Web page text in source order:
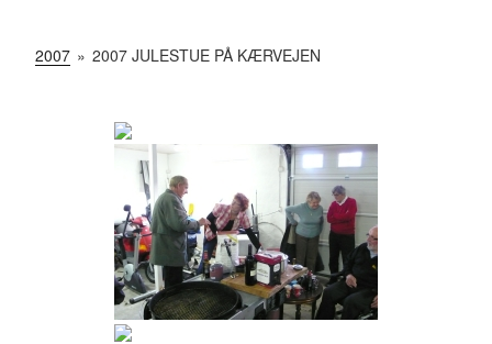
2007 » 2007 JULESTUE PÅ KÆRVEJEN